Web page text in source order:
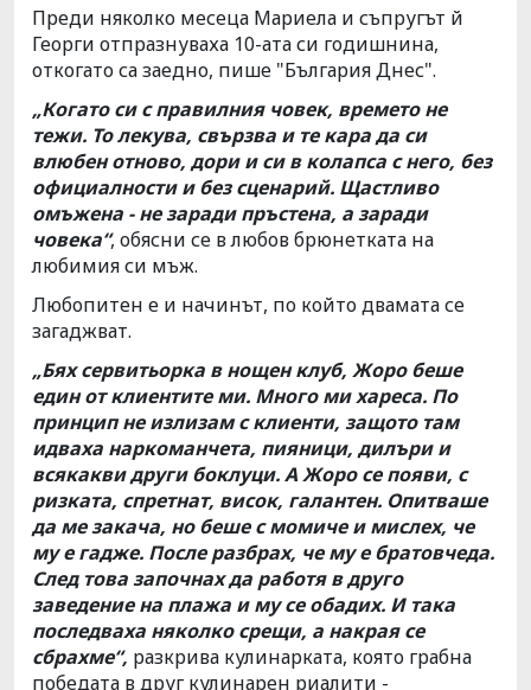
Преди няколко месеца Мариела и съпругът й
Георги отпразнуваха 10-ата си годишнина,
откогато са заедно, пише "България Днес".
„Когато си с правилния човек, времето не
тежи. То лекува, свързва и те кара да си
влюбен отново, дори и си в колапса с него, без
официалности и без сценарий. Щастливо
омъжена - не заради пръстена, а заради
човека“, обясни се в любов брюнетката на
любимия си мъж.
Любопитен е и начинът, по който двамата се
загаджват.
„Бях сервитьорка в нощен клуб, Жоро беше
един от клиентите ми. Много ми хареса. По
принцип не излизам с клиенти, защото там
идваха наркоманчета, пияници, дилъри и
всякакви други боклуци. А Жоро се появи, с
ризката, спретнат, висок, галантен. Опитваше
да ме закача, но беше с момиче и мислех, че
му е гадже. После разбрах, че му е братовчеда.
След това започнах да работя в друго
заведение на плажа и му се обадих. И така
последваха няколко срещи, а накрая се
сбрахме“, разкрива кулинарката, която грабна
победата в друг кулинарен риалити -